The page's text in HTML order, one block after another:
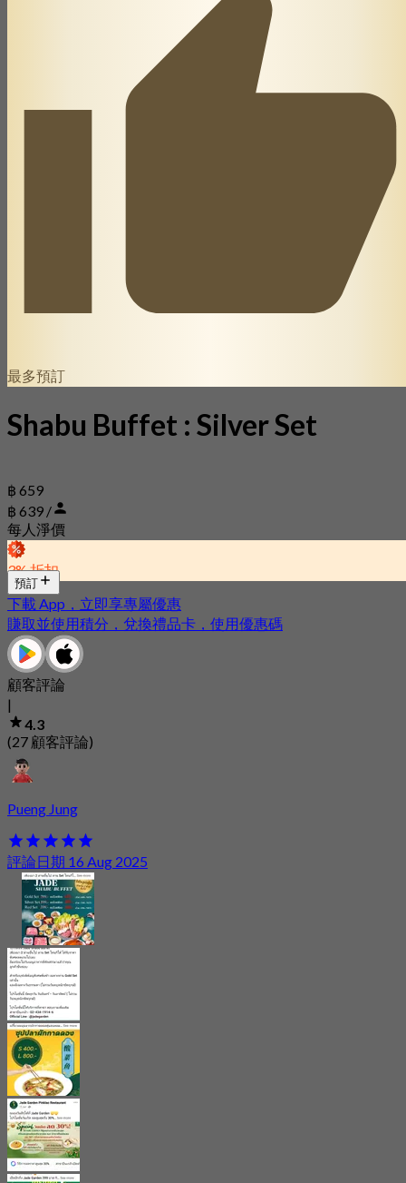
最多預訂
Shabu Buffet : Silver Set
฿ 659
฿ 639 /
每人淨價
3% 折扣
預訂
下載 App，立即享專屬優惠
賺取並使用積分，兌換禮品卡，使用優惠碼
顧客評論
|
4.3
(27 顧客評論)
Pueng Jung
評論日期 16 Aug 2025